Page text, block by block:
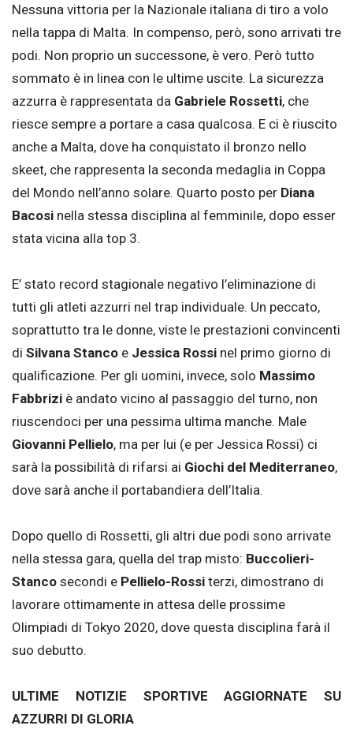
Nessuna vittoria per la Nazionale italiana di tiro a volo
nella tappa di Malta. In compenso, però, sono arrivati tre
podi. Non proprio un successone, è vero. Però tutto
sommato è in linea con le ultime uscite. La sicurezza
azzurra è rappresentata da Gabriele Rossetti, che
riesce sempre a portare a casa qualcosa. E ci è riuscito
anche a Malta, dove ha conquistato il bronzo nello
skeet, che rappresenta la seconda medaglia in Coppa
del Mondo nell’anno solare. Quarto posto per Diana
Bacosi nella stessa disciplina al femminile, dopo esser
stata vicina alla top 3.
E’ stato record stagionale negativo l’eliminazione di
tutti gli atleti azzurri nel trap individuale. Un peccato,
soprattutto tra le donne, viste le prestazioni convincenti
di Silvana Stanco e Jessica Rossi nel primo giorno di
qualificazione. Per gli uomini, invece, solo Massimo
Fabbrizi è andato vicino al passaggio del turno, non
riuscendoci per una pessima ultima manche. Male
Giovanni Pellielo, ma per lui (e per Jessica Rossi) ci
sarà la possibilità di rifarsi ai Giochi del Mediterraneo,
dove sarà anche il portabandiera dell’Italia.
Dopo quello di Rossetti, gli altri due podi sono arrivate
nella stessa gara, quella del trap misto: Buccolieri-
Stanco secondi e Pellielo-Rossi terzi, dimostrano di
lavorare ottimamente in attesa delle prossime
Olimpiadi di Tokyo 2020, dove questa disciplina farà il
suo debutto.
ULTIME NOTIZIE SPORTIVE AGGIORNATE SU
AZZURRI DI GLORIA